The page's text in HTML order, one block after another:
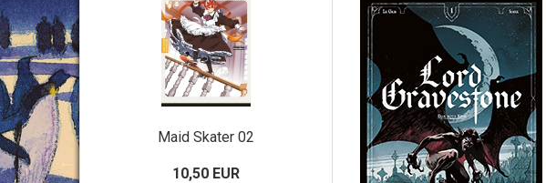
Maid Skater 02
10,50 EUR